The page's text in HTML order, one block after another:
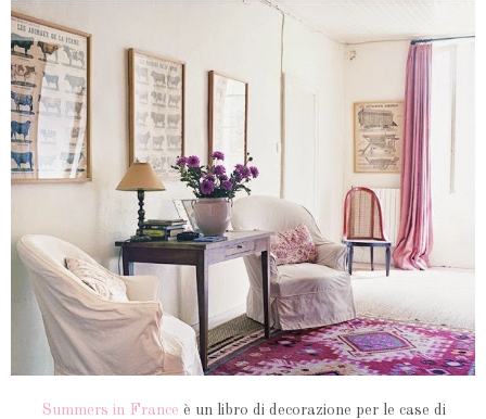
Summers in France è un libro di decorazione per le case di